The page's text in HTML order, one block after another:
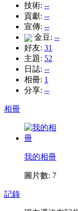
技術: --
貢獻: --
宣傳: --
金豆: --
好友: 31
主題: 52
日誌: --
相冊: 1
分享: --
相冊
我的相冊
圖片數: 7
記錄